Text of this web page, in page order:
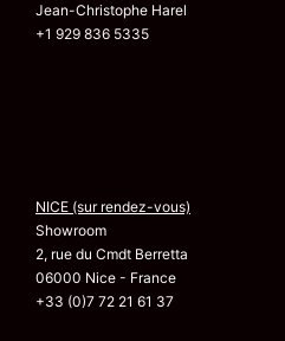
Jean-Christophe Harel
+1 929 836 5335
NICE (sur rendez-vous)
Showroom
2, rue du Cmdt Berretta
06000 Nice - France
+33 (0)7 72 21 61 37